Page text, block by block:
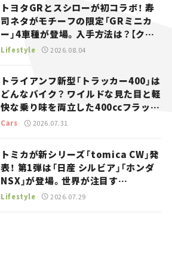
トヨタGRとスシローが初コラボ！ 寿
司ネタがモチーフの限定「GRミニカ
ー」4車種が登場。入手方法は？【クル
マとホビー】
Lifestyle 2026.08.04
トライアンフ新型「トラッカー400」は
どんなバイク？ ワイルドな見た目と軽
快な乗り味を両立した400ccフラット
トラッカー【試乗レビュー】
Cars 2026.07.31
トミカが新シリーズ「tomica CW」発
表！ 第1弾は「日産 シルビア」「ホンダ
NSX」が登場。世界が注目す
る“JDM”に焦点【クルマとホビー】
Lifestyle 2026.07.29